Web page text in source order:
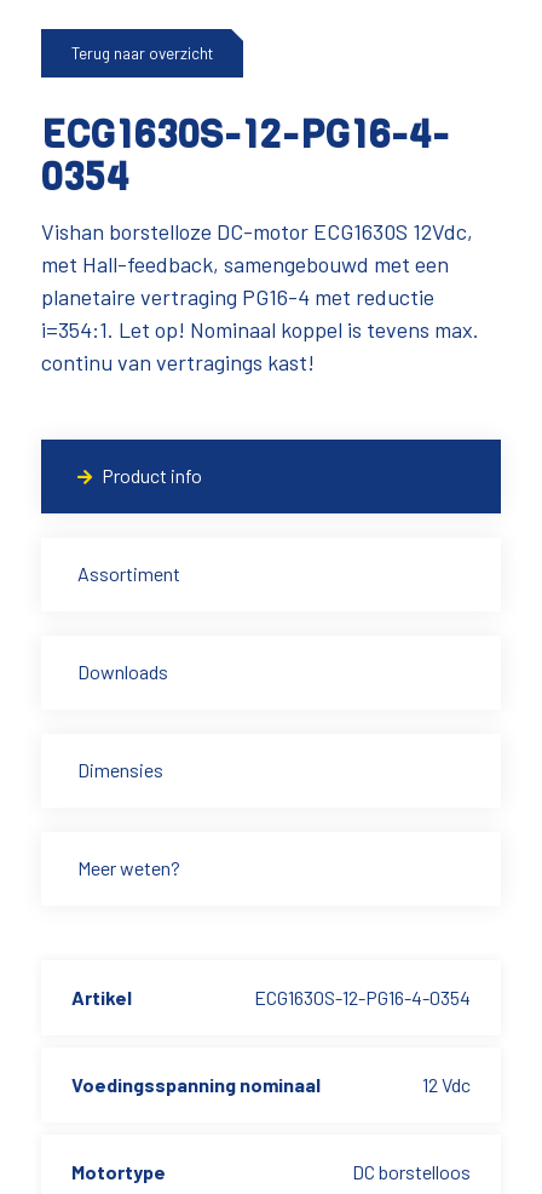
Terug naar overzicht
ECG1630S-12-PG16-4-
0354
Vishan borstelloze DC-motor ECG1630S 12Vdc,
met Hall-feedback, samengebouwd met een
planetaire vertraging PG16-4 met reductie
i=354:1. Let op! Nominaal koppel is tevens max.
continu van vertragings kast!
Product info
Assortiment
Downloads
Dimensies
Meer weten?
Artikel ECG1630S-12-PG16-4-0354
Voedingsspanning nominaal 12 Vdc
Motortype DC borstelloos